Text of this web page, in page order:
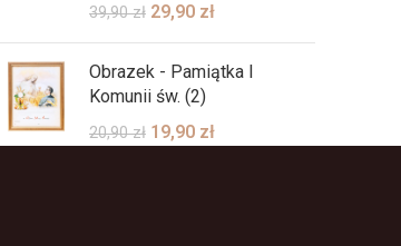
39,90zł 29,90 zł
Obrazek - Pamiątka I
Komunii św. (2)
20,90zł 19,90 zł